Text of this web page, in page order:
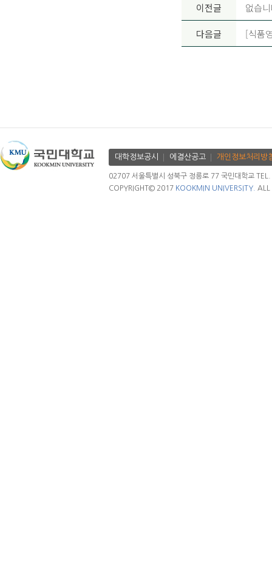
이전글 없습
다음글 [식품
대학정보공시 에결산공고 개인정보처리방
02707 서울특별시 성북구 정릉로 77 국민대학교
COPYRIGHT© 2017 KOOKMIN UNIVERSITY. ALL